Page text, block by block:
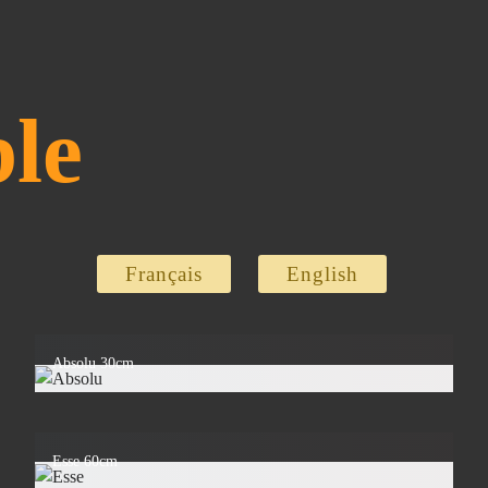
Français English
Absolu 30cm
Esse 60cm